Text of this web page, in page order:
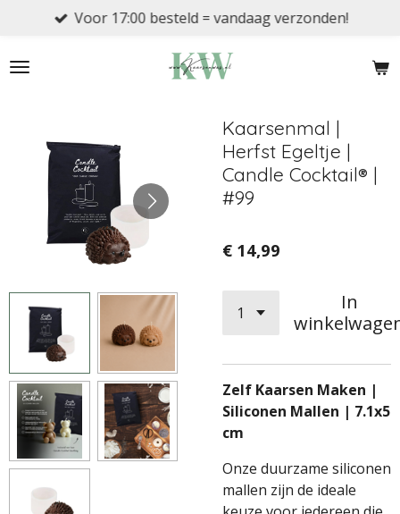
naar
Voor 17:00 besteld = vandaag verzonden!
Kaarsenmal |
Herfst Egeltje |
Candle Cocktail® |
#99
€ 14,99
In
Zelf Kaarsen Maken |
Siliconen Mallen | 7.1x5
cm
Onze duurzame siliconen
mallen zijn de ideale